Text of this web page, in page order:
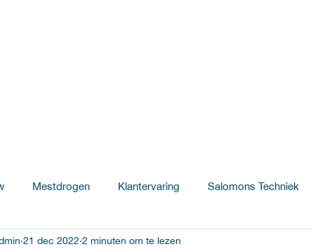
Mestdrogen Klantervaring Salomons Techniek
Innovatie & Ontwikkeling Salomons Poultry Farms
21 dec 2022 2 minuten om te lezen